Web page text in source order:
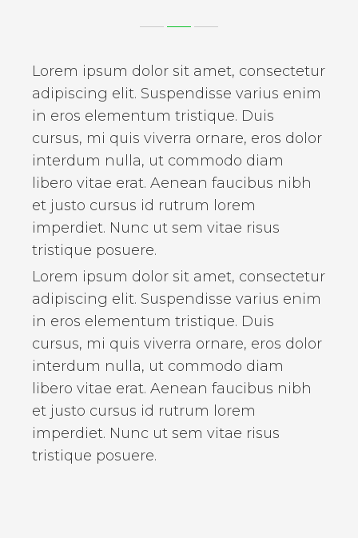
Lorem ipsum dolor sit amet, consectetur
adipiscing elit. Suspendisse varius enim
in eros elementum tristique. Duis
cursus, mi quis viverra ornare, eros dolor
interdum nulla, ut commodo diam
libero vitae erat. Aenean faucibus nibh
et justo cursus id rutrum lorem
imperdiet. Nunc ut sem vitae risus
tristique posuere.
Lorem ipsum dolor sit amet, consectetur
adipiscing elit. Suspendisse varius enim
in eros elementum tristique. Duis
cursus, mi quis viverra ornare, eros dolor
interdum nulla, ut commodo diam
libero vitae erat. Aenean faucibus nibh
et justo cursus id rutrum lorem
imperdiet. Nunc ut sem vitae risus
tristique posuere.